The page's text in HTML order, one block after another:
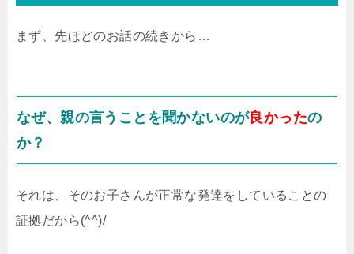
まず、先ほどのお話の続きから…
なぜ、親の言うことを聞かないのが良かったの
か？
それは、そのお子さんが正常な発達をしていることの
証拠だから(^^)/